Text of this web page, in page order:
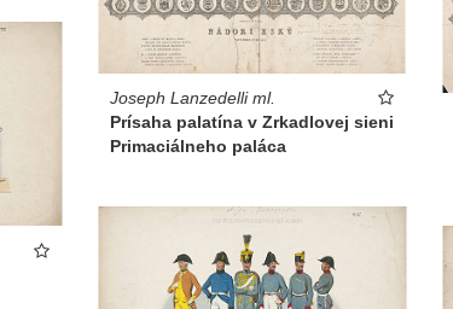
Joseph Lanzedelli ml.
Prísaha palatína v Zrkadlovej sieni
Primaciálneho paláca